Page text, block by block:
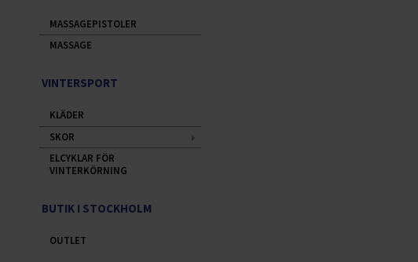
MASSAGEPISTOLER
MASSAGE
VINTERSPORT
KLÄDER
SKOR
ELCYKLAR FÖR
VINTERKÖRNING
BUTIK I STOCKHOLM
OUTLET